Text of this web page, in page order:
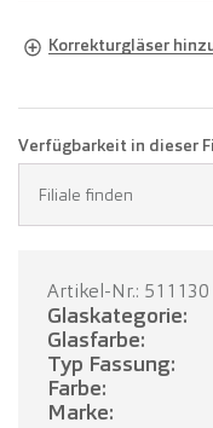
Korrekturgläser
Brille mit
Verfügbarkeit in dieser
Filiale finden
Artikel-Nr.: 511130
Glaskategorie:
Glasfarbe:
Typ Fassung:
Farbe:
Marke: